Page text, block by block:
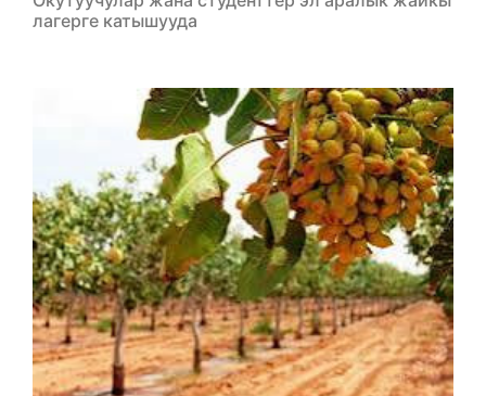
лагерге катышууда